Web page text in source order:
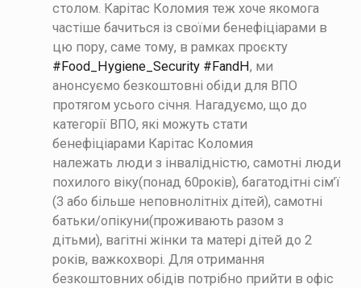
столом. Карітас Коломия теж хоче якомога
частіше бачиться із своїми бенефіціарами в
цю пору, саме тому, в рамках проєкту
#Food_Нygiene_Security #FandH, ми
анонсуємо безкоштовні обіди для ВПО
протягом усього січня. Нагадуємо, що до
категорії ВПО, які можуть стати
бенефіціарами Карітас Коломия
належать люди з інвалідністю, самотні люди
похилого віку(понад 60років), багатодітні сім’ї
(3 або більше неповнолітніх дітей), самотні
батьки/опікуни(проживають разом з
дітьми), вагітні жінки та матері дітей до 2
років, важкохворі. Для отримання
безкоштовних обідів потрібно прийти в офіс